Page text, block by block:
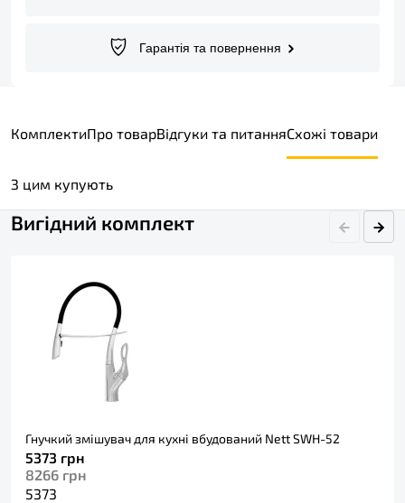
Гарантія та повернення
КомплектиПро товарВідгуки та питанняСхожі товари
З цим купують
Вигідний комплект
Гнучкий змішувач для кухні вбудований Nett SWH-52
5373 грн
8266 грн
5373